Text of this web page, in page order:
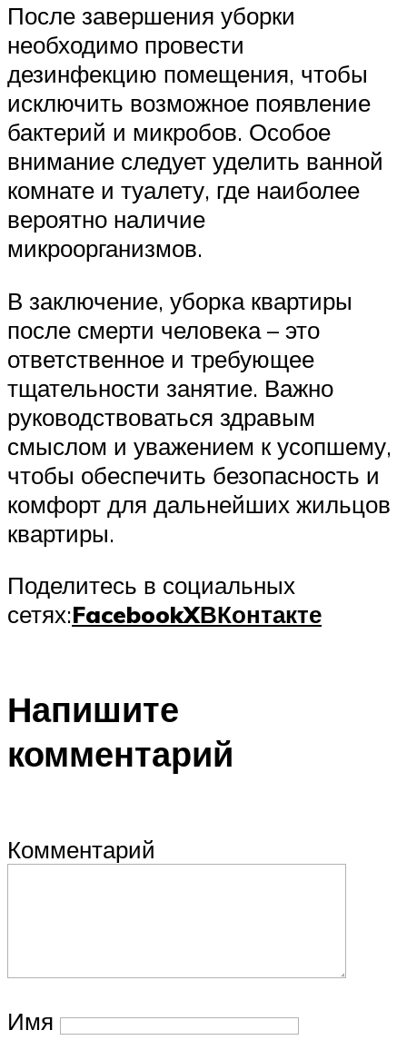
После завершения уборки
необходимо провести
дезинфекцию помещения, чтобы
исключить возможное появление
бактерий и микробов. Особое
внимание следует уделить ванной
комнате и туалету, где наиболее
вероятно наличие
микроорганизмов.
В заключение, уборка квартиры
после смерти человека – это
ответственное и требующее
тщательности занятие. Важно
руководствоваться здравым
смыслом и уважением к усопшему,
чтобы обеспечить безопасность и
комфорт для дальнейших жильцов
квартиры.
Поделитесь в социальных
сетях:FacebookXВКонтакте
Напишите
комментарий
Комментарий
Имя